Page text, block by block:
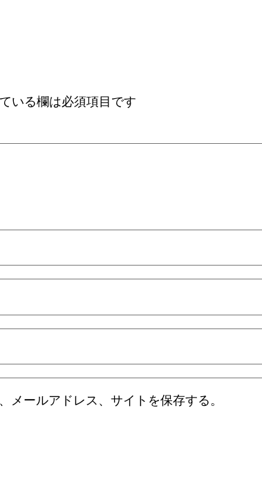
いる欄は必須項目です
ールアドレス、サイトを保存する。